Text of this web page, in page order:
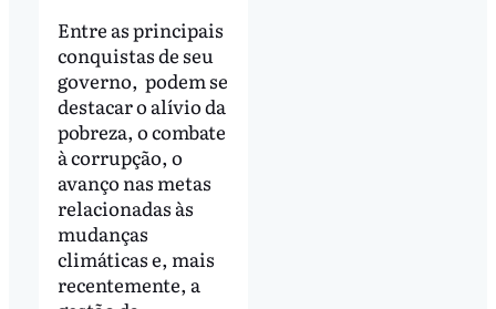
Entre as principais
conquistas de seu
governo, podem se
destacar o alívio da
pobreza, o combate
à corrupção, o
avanço nas metas
relacionadas às
mudanças
climáticas e, mais
recentemente, a